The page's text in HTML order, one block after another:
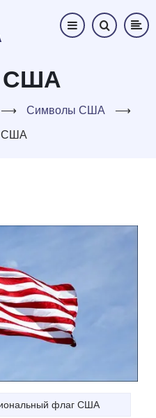
США
⟶ Символы США
⟶
США
флаг США